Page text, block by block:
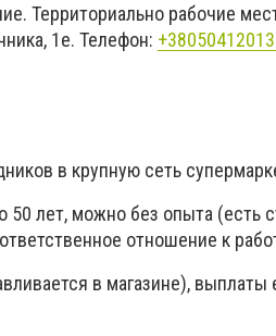
Территориально рабочие
1е. Телефон:
в крупную сеть
лет, можно без опыта (есть
отношение к
в магазине), выплаты